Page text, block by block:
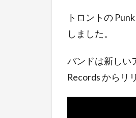
トロントの
しました。
バンドは新しい
Records からリ